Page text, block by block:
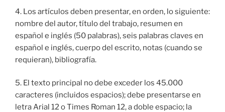
4. Los artículos deben presentar, en orden, lo siguiente:
nombre del autor, título del trabajo, resumen en
español e inglés (50 palabras), seis palabras claves en
español e inglés, cuerpo del escrito, notas (cuando se
requieran), bibliografía.
5. El texto principal no debe exceder los 45.000
caracteres (incluidos espacios); debe presentarse en
letra Arial 12 o Times Roman 12, a doble espacio; la